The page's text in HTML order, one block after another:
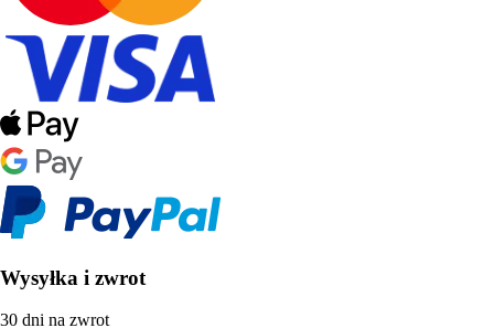
Wysyłka i zwrot
30 dni na zwrot